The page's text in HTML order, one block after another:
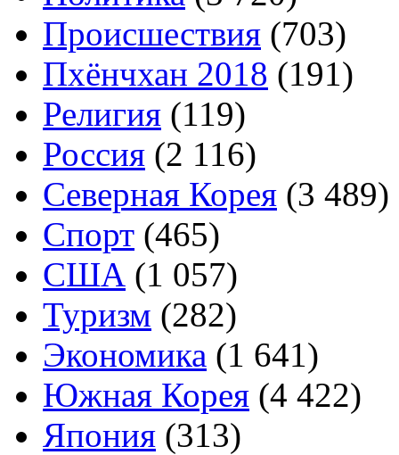
Происшествия (703)
Пхёнчхан 2018 (191)
Религия (119)
Россия (2 116)
Северная Корея (3 489)
Спорт (465)
США (1 057)
Туризм (282)
Экономика (1 641)
Южная Корея (4 422)
Япония (313)